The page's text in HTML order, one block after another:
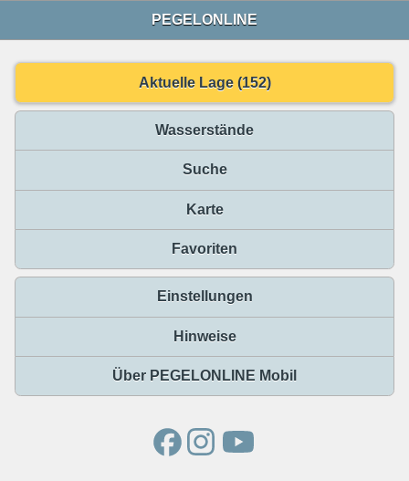
PEGELONLINE
Aktuelle Lage (152)
Wasserstände
Suche
Karte
Favoriten
Einstellungen
Hinweise
Über PEGELONLINE Mobil